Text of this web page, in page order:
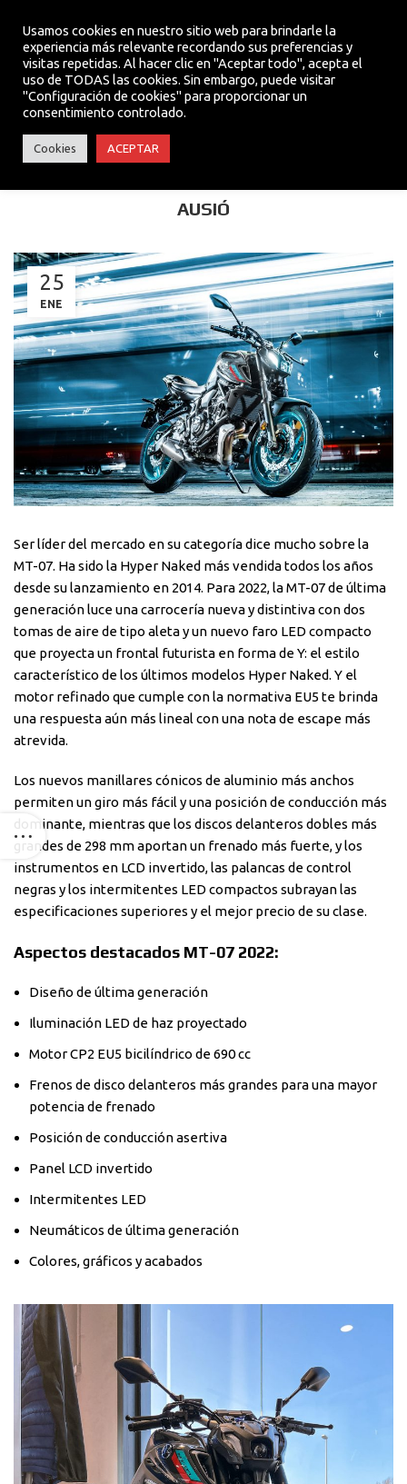
MENU
AUSIÓ
25
ENE
Ser líder del mercado en su categoría dice mucho sobre la
MT-07. Ha sido la Hyper Naked más vendida todos los años
desde su lanzamiento en 2014. Para 2022, la MT-07 de última
generación luce una carrocería nueva y distintiva con dos
tomas de aire de tipo aleta y un nuevo faro LED compacto
que proyecta un frontal futurista en forma de Y: el estilo
característico de los últimos modelos Hyper Naked. Y el
motor refinado que cumple con la normativa EU5 te brinda
una respuesta aún más lineal con una nota de escape más
atrevida.
Los nuevos manillares cónicos de aluminio más anchos
permiten un giro más fácil y una posición de conducción más
dominante, mientras que los discos delanteros dobles más
grandes de 298 mm aportan un frenado más fuerte, y los
instrumentos en LCD invertido, las palancas de control
negras y los intermitentes LED compactos subrayan las
especificaciones superiores y el mejor precio de su clase.
Aspectos destacados MT-07 2022:
Diseño de última generación
Iluminación LED de haz proyectado
Motor CP2 EU5 bicilíndrico de 690 cc
Frenos de disco delanteros más grandes para una mayor
potencia de frenado
Posición de conducción asertiva
Panel LCD invertido
Intermitentes LED
Neumáticos de última generación
Colores, gráficos y acabados
Usamos cookies en nuestro sitio web para brindarle la
experiencia más relevante recordando sus preferencias y
visitas repetidas. Al hacer clic en "Aceptar todo", acepta el
uso de TODAS las cookies. Sin embargo, puede visitar
"Configuración de cookies" para proporcionar un
consentimiento controlado.
Cookies ACEPTAR